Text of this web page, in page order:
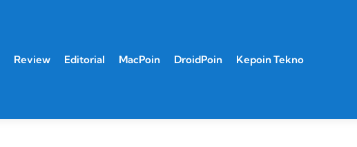
Review Editorial MacPoin DroidPoin Kepoin Tekno